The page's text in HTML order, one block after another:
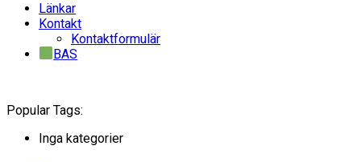
Länkar
Kontakt
Kontaktformulär
BAS
Popular Tags:
Inga kategorier